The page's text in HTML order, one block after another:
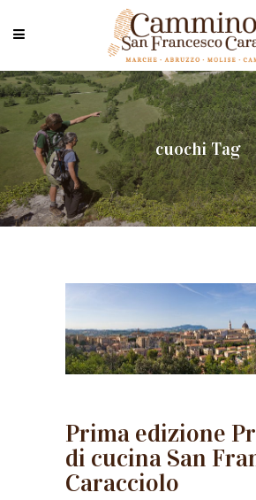
cuochi Tag
Prima edizione
di cucina San
Caracciolo